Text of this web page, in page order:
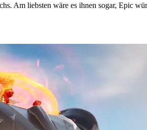
Am liebsten wäre es ihnen sogar, Epic